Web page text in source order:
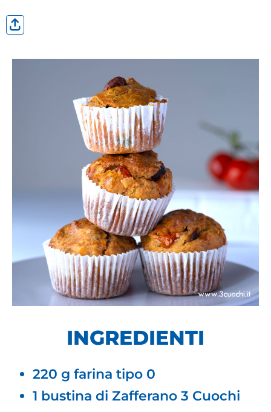
INGREDIENTI
220 g farina tipo 0
1 bustina di Zafferano 3 Cuochi